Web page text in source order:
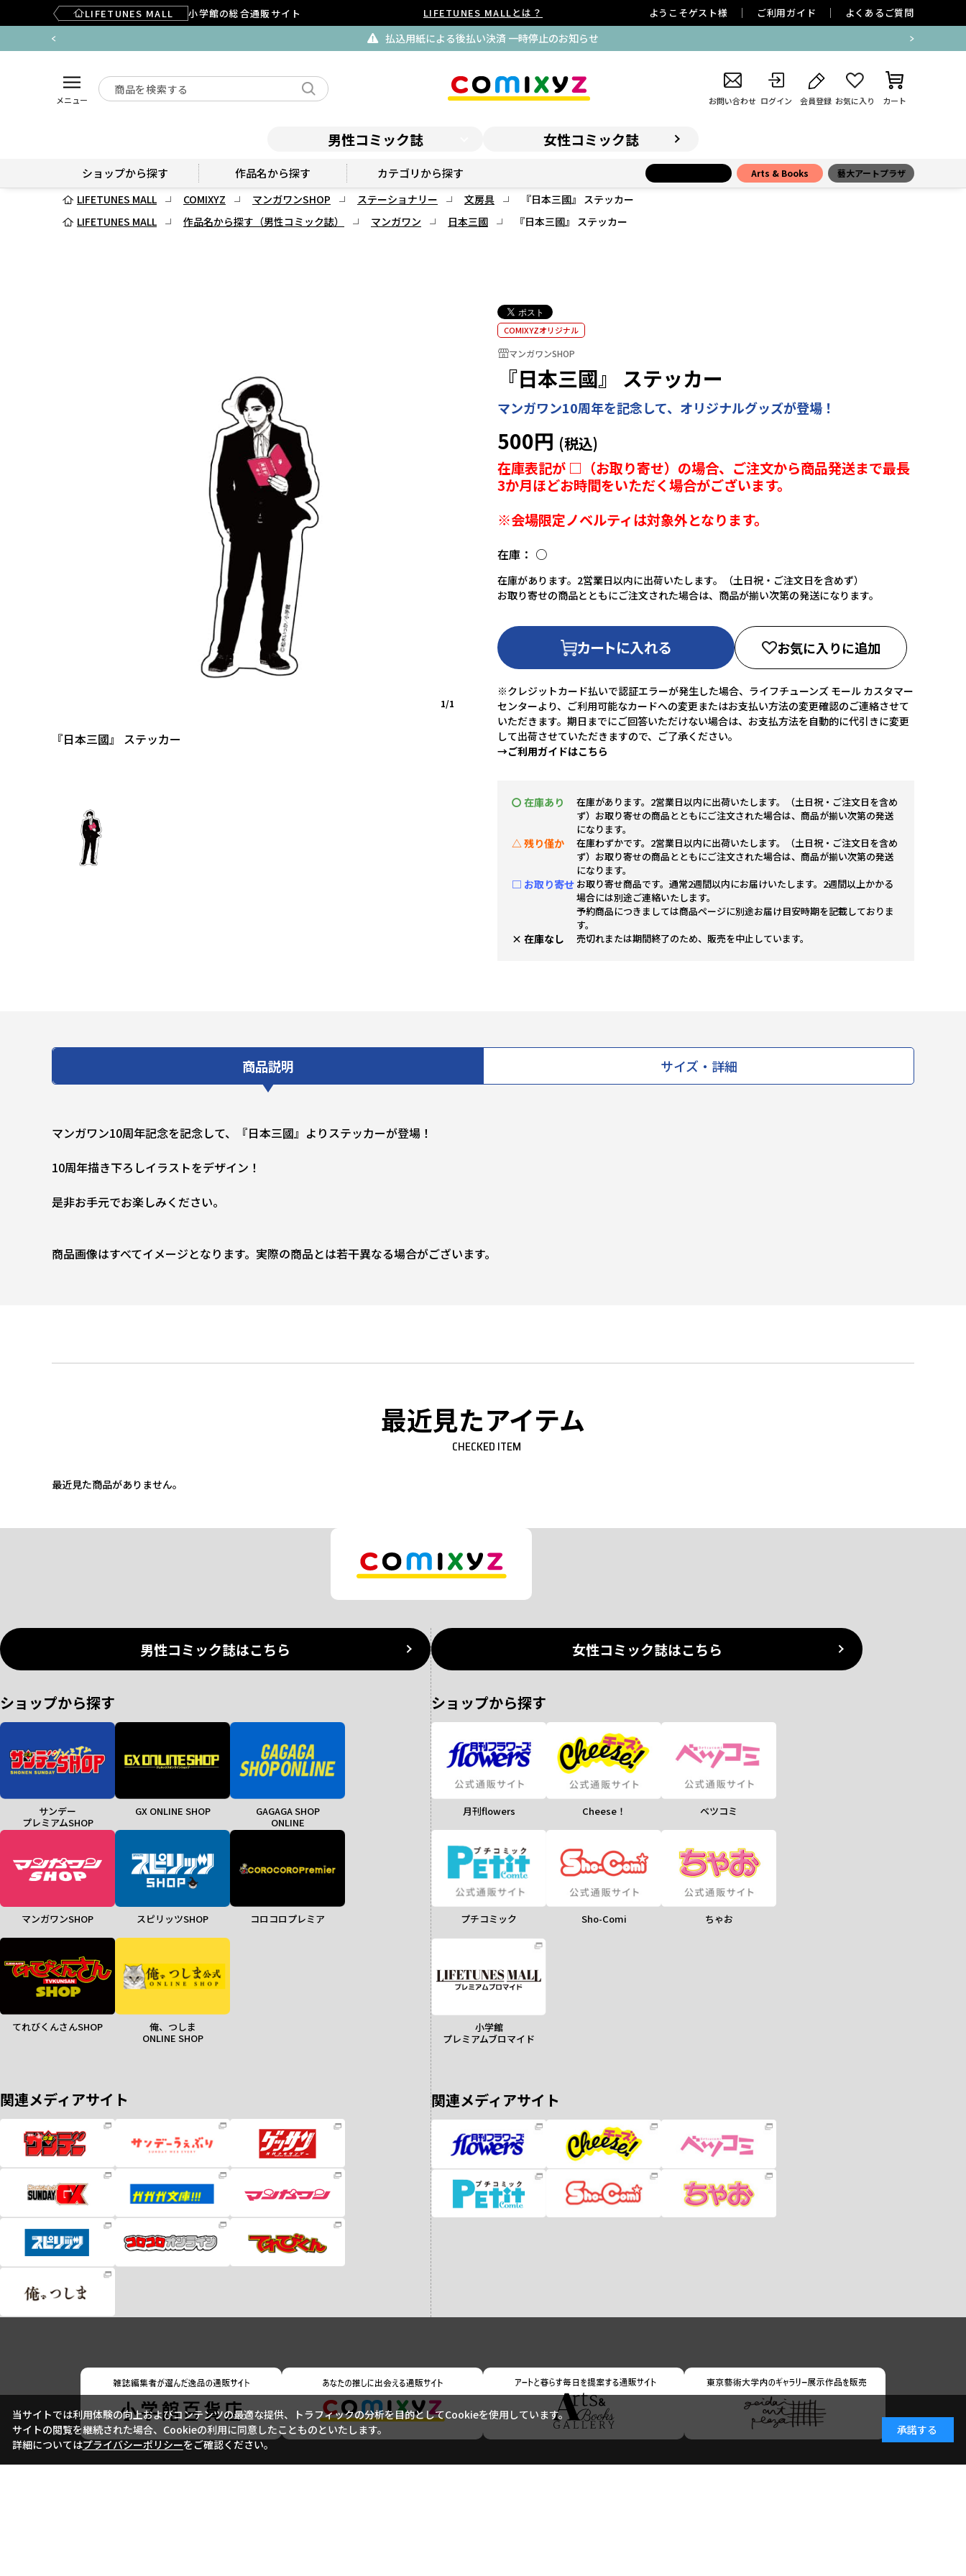
LIFETUNES MALL 小学館の総合通販サイト LIFETUNES MALLとは？ ようこそゲスト様 ご利用ガイド よくあるご質問
払込用紙による後払い決済 一時停止のお知らせ
メニュー お問い合わせ ログイン 会員登録 お気に入り カート
男性コミック誌 女性コミック誌
ショップから探す 作品名から探す カテゴリから探す Arts & Books 藝大アートプラザ
LIFETUNES MALL COMIXYZ マンガワンSHOP ステーショナリー 文房具
『日本三國』 ステッカー
LIFETUNES MALL
作品名から探す（男性コミック誌） マンガワン 日本三國 『日本三國』 ステッカー
『日本三國』 ステッカー
1/1
COMIXYZオリジナル
マンガワンSHOP
『日本三國』 ステッカー
マンガワン10周年を記念して、オリジナルグッズが登場！
500円
在庫表記が □（お取り寄せ）の場合、ご注文から商品発送まで最長
3か月ほどお時間をいただく場合がございます。
※会場限定ノベルティは対象外となります。
在庫： ○
在庫があります。2営業日以内に出荷いたします。（土日祝・ご注文日を含めず）
お取り寄せの商品とともにご注文された場合は、商品が揃い次第の発送になります。
カートに入れる お気に入りに追加
※クレジットカード払いで認証エラーが発生した場合、ライフチューンズ モール カスタマー
センターより、ご利用可能なカードへの変更またはお支払い方法の変更確認のご連絡させて
いただきます。期日までにご回答いただけない場合は、お支払方法を自動的に代引きに変更
して出荷させていただきますので、ご了承ください。
→ご利用ガイドはこちら
〇 在庫あり
在庫があります。2営業日以内に出荷いたします。（土日祝・ご注文日を含め
ず）お取り寄せの商品とともにご注文された場合は、商品が揃い次第の発送
になります。
△ 残り僅か
在庫わずかです。2営業日以内に出荷いたします。（土日祝・ご注文日を含め
ず）お取り寄せの商品とともにご注文された場合は、商品が揃い次第の発送
になります。
□ お取り寄せ お取り寄せ商品です。通常2週間以内にお届けいたします。2週間以上かかる
場合には別途ご連絡いたします。
予約商品につきましては商品ページに別途お届け目安時期を記載しておりま
す。
× 在庫なし 売切れまたは期間終了のため、販売を中止しています。
商品説明 サイズ・詳細
マンガワン10周年記念を記念して、『日本三國』よりステッカーが登場！
10周年描き下ろしイラストをデザイン！
是非お手元でお楽しみください。
商品画像はすべてイメージとなります。実際の商品とは若干異なる場合がございます。
最近見たアイテム
CHECKED ITEM
最近見た商品がありません。
男性コミック誌はこちら
ショップから探す
サンデー
プレミアムSHOP
GX ONLINE SHOP
GAGAGA SHOP
ONLINE
マンガワンSHOP スピリッツSHOP コロコロプレミア
てれびくんさんSHOP
俺、つしま
ONLINE SHOP
関連メディアサイト
女性コミック誌はこちら
ショップから探す
月刊flowers Cheese！ ベツコミ
プチコミック Sho-Comi ちゃお
小学館
プレミアムブロマイド
関連メディアサイト
当サイトでは利用体験の向上およびコンテンツの最適な提供、トラフィックの分析を目的としてCookieを使用しています。
サイトの閲覧を継続された場合、Cookieの利用に同意したことものといたします。
詳細についてはプライバシーポリシーをご確認ください。
承諾する